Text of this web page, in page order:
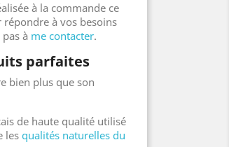
à la commande ce
à vos besoins
à me contacter.
parfaites
bien plus que son
de haute qualité utilisé
les qualités naturelles du